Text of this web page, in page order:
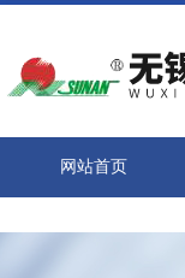
网站首页